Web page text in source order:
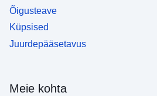
Õigusteave
Küpsised
Juurdepääsetavus
Meie kohta